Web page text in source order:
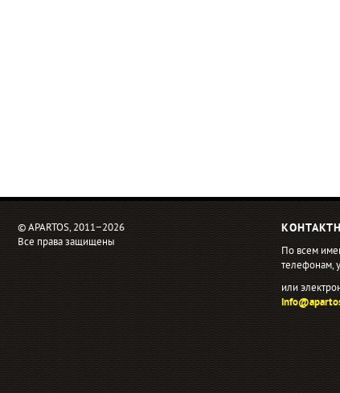
© APARTOS, 2011−2026
Все права защищены
По всем
телефонам,
или